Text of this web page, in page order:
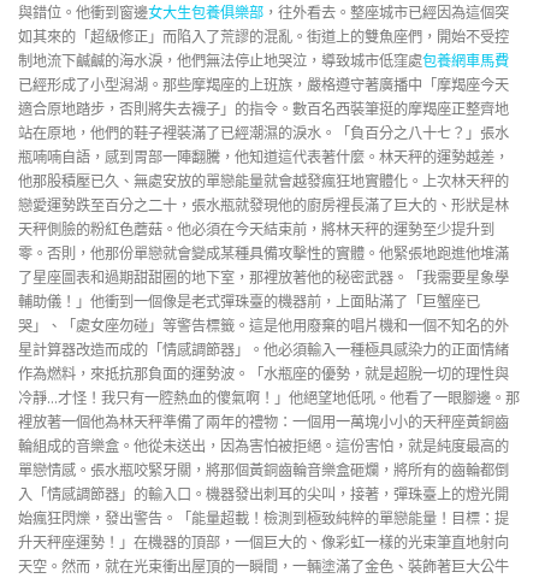
與錯位。他衝到窗邊女大生包養俱樂部 ，往外看去。整座城市已經因為這個突
如其來的「超級修正」而陷入了荒謬的混亂。街道上的雙魚座們，開始不受控
制地流下鹹鹹的海水淚，他們無法停止地哭泣，導致城市低窪處包養網車馬費
已經形成了小型潟湖。那些摩羯座的上班族，嚴格遵守著廣播中「摩羯座今天
適合原地踏步，否則將失去襪子」的指令。數百名西裝筆挺的摩羯座正整齊地
站在原地，他們的鞋子裡裝滿了已經潮濕的淚水。「負百分之八十七？」張水
瓶喃喃自語，感到胃部一陣翻騰，他知道這代表著什麼。林天秤的運勢越差，
他那股積壓已久、無處安放的單戀能量就會越發瘋狂地實體化。上次林天秤的
戀愛運勢跌至百分之二十，張水瓶就發現他的廚房裡長滿了巨大的、形狀是林
天秤側臉的粉紅色蘑菇。他必須在今天結束前，將林天秤的運勢至少提升到
零。否則，他那份單戀就會變成某種具備攻擊性的實體。他緊張地跑進他堆滿
了星座圖表和過期甜甜圈的地下室，那裡放著他的秘密武器。「我需要星象學
輔助儀！」他衝到一個像是老式彈珠臺的機器前，上面貼滿了「巨蟹座已
哭」、「處女座勿碰」等警告標籤。這是他用廢棄的唱片機和一個不知名的外
星計算器改造而成的「情感調節器」。他必須輸入一種極具感染力的正面情緒
作為燃料，來抵抗那負面的運勢波。「水瓶座的優勢，就是超脫一切的理性與
冷靜…才怪！我只有一腔熱血的傻氣啊！」他絕望地低吼。他看了一眼腳邊。那
裡放著一個他為林天秤準備了兩年的禮物：一個用一萬塊小小的天秤座黃銅齒
輪組成的音樂盒。他從未送出，因為害怕被拒絕。這份害怕，就是純度最高的
單戀情感。張水瓶咬緊牙關，將那個黃銅齒輪音樂盒砸爛，將所有的齒輪都倒
入「情感調節器」的輸入口。機器發出刺耳的尖叫，接著，彈珠臺上的燈光開
始瘋狂閃爍，發出警告。「能量超載！檢測到極致純粹的單戀能量！目標：提
升天秤座運勢！」在機器的頂部，一個巨大的、像彩虹一樣的光束筆直地射向
天空。然而，就在光束衝出屋頂的一瞬間，一輛塗滿了金色、裝飾著巨大公牛